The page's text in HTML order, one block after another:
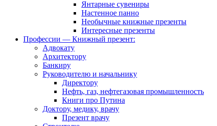
Янтарные сувениры
Настенное панно
Необычные книжные презенты
Интересные презенты
Профессии — Книжный презент:
Адвокату
Архитектору
Банкиру
Руководителю и начальнику
Директору
Нефть, газ, нефтегазовая промышленность
Книги про Путина
Доктору, медику, врачу
Презент врачу